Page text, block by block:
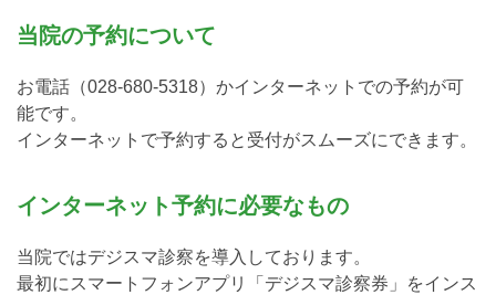
当院の予約について
お電話（028-680-5318）かインターネットでの予約が可
能です。
インターネットで予約すると受付がスムーズにできます。
インターネット予約に必要なもの
当院ではデジスマ診察を導入しております。
最初にスマートフォンアプリ「デジスマ診察券」をインス